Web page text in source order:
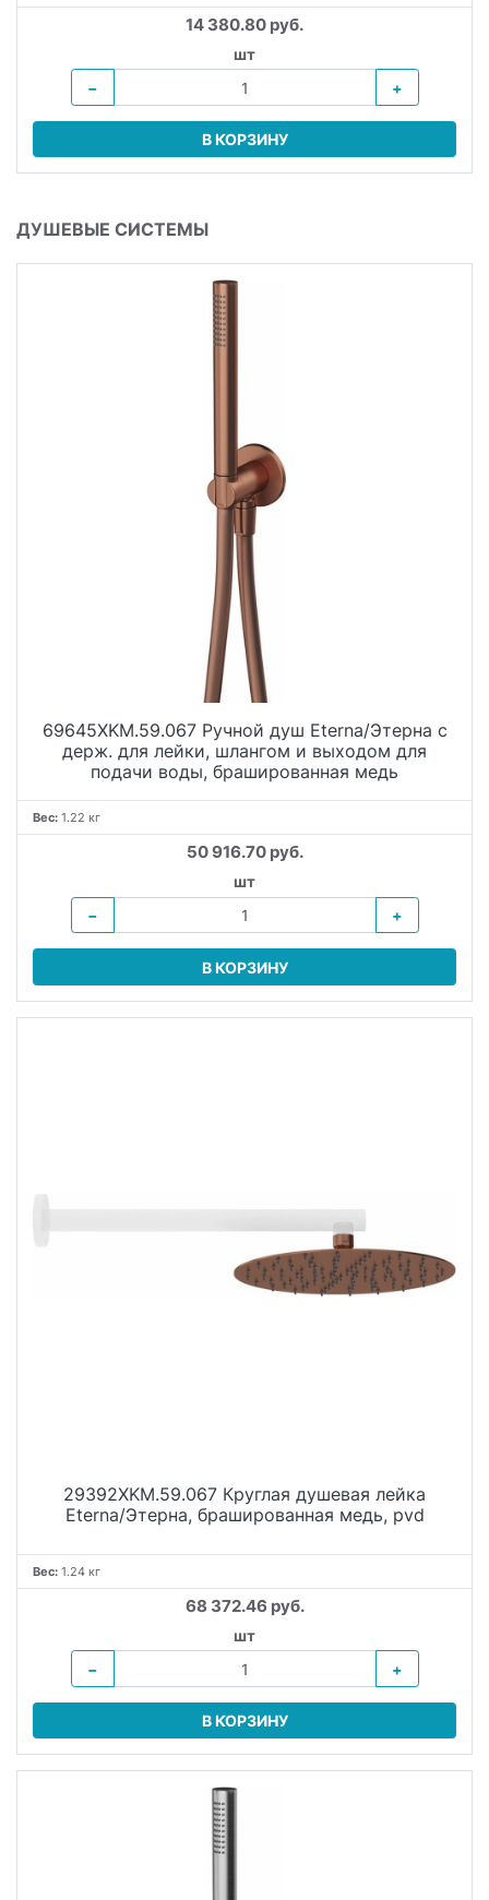
14 380.80 руб.
шт
−
+
В КОРЗИНУ
ДУШЕВЫЕ СИСТЕМЫ
69645XKM.59.067 Ручной душ Eterna/Этерна с
держ. для лейки, шлангом и выходом для
подачи воды, брашированная медь
Вес: 1.22 кг
50 916.70 руб.
шт
−
+
В КОРЗИНУ
29392XKM.59.067 Круглая душевая лейка
Eterna/Этерна, брашированная медь, pvd
Вес: 1.24 кг
68 372.46 руб.
шт
−
+
В КОРЗИНУ